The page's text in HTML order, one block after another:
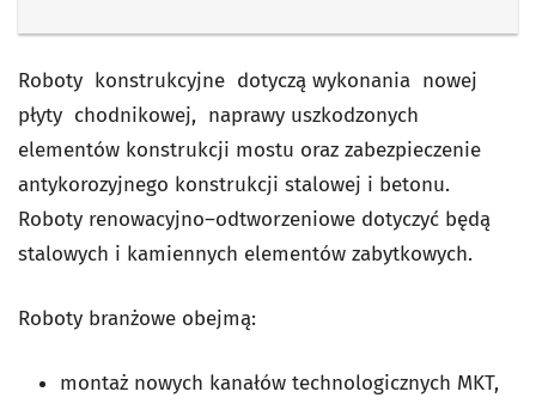
Roboty konstrukcyjne dotyczą wykonania nowej
płyty chodnikowej, naprawy uszkodzonych
elementów konstrukcji mostu oraz zabezpieczenie
antykorozyjnego konstrukcji stalowej i betonu.
Roboty renowacyjno–odtworzeniowe dotyczyć będą
stalowych i kamiennych elementów zabytkowych.
Roboty branżowe obejmą:
montaż nowych kanałów technologicznych MKT,